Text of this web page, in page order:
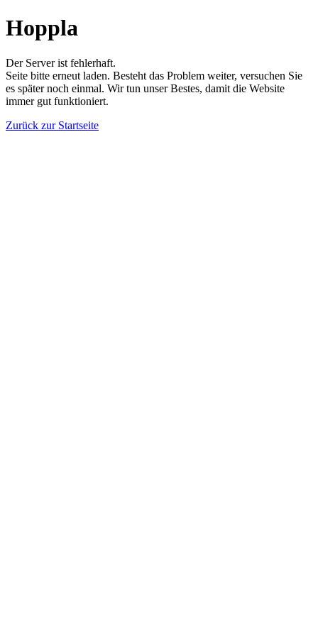
Hoppla
Der Server ist fehlerhaft.
Seite bitte erneut laden. Besteht das Problem weiter, versuchen Sie
es später noch einmal. Wir tun unser Bestes, damit die Website
immer gut funktioniert.
Zurück zur Startseite